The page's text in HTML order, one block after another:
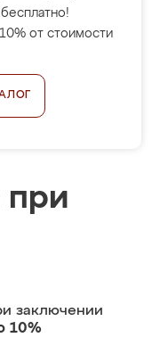
от стоимости
при
заключении
10%